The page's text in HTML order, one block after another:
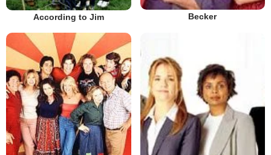
According to Jim Becker